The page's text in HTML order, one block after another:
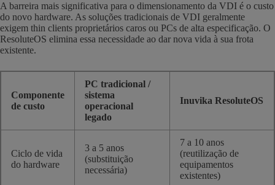
A barreira mais significativa para o dimensionamento da VDI é o custo
do novo hardware. As soluções tradicionais de VDI geralmente
exigem thin clients proprietários caros ou PCs de alta especificação. O
ResoluteOS elimina essa necessidade ao dar nova vida à sua frota
existente.
Componente
de custo
PC tradicional /
sistema
operacional
legado
Inuvika ResoluteOS
Ciclo de vida
do hardware
3 a 5 anos
(substituição
necessária)
7 a 10 anos
(reutilização de
equipamentos
existentes)